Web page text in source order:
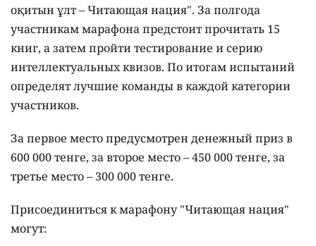
оқитын ұлт – Читающая нация". За полгода
участникам марафона предстоит прочитать 15
книг, а затем пройти тестирование и серию
интеллектуальных квизов. По итогам испытаний
определят лучшие команды в каждой категории
участников.
За первое место предусмотрен денежный приз в
600 000 тенге, за второе место – 450 000 тенге, за
третье место – 300 000 тенге.
Присоединиться к марафону "Читающая нация"
могут: